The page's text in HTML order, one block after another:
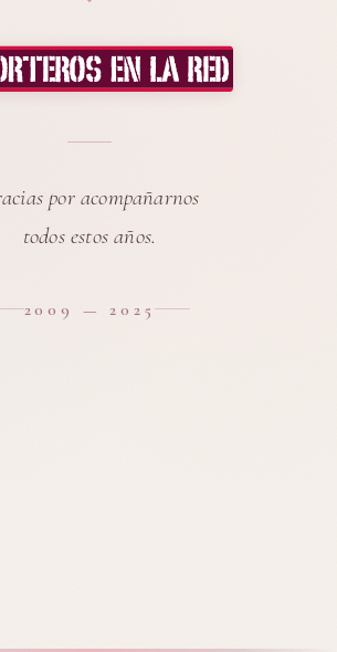
por acompañarnos
todos estos años.
2009 — 2025